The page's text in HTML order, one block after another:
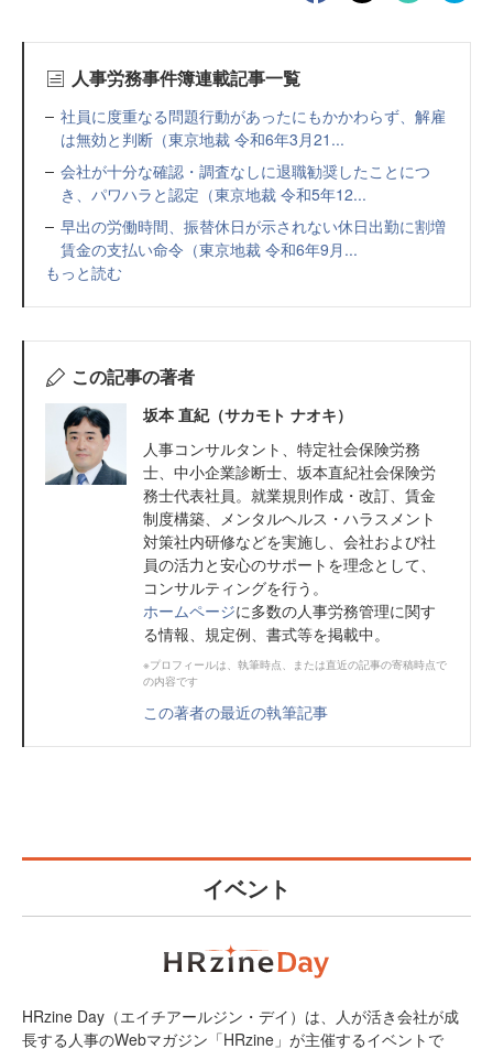
人事労務事件簿連載記事一覧
社員に度重なる問題行動があったにもかかわらず、解雇
は無効と判断（東京地裁 令和6年3月21...
会社が十分な確認・調査なしに退職勧奨したことにつ
き、パワハラと認定（東京地裁 令和5年12...
早出の労働時間、振替休日が示されない休日出勤に割増
賃金の支払い命令（東京地裁 令和6年9月...
もっと読む
この記事の著者
坂本 直紀（サカモト ナオキ）
人事コンサルタント、特定社会保険労務
士、中小企業診断士、坂本直紀社会保険労
務士代表社員。就業規則作成・改訂、賃金
制度構築、メンタルヘルス・ハラスメント
対策社内研修などを実施し、会社および社
員の活力と安心のサポートを理念として、
コンサルティングを行う。
ホームページに多数の人事労務管理に関す
る情報、規定例、書式等を掲載中。
※プロフィールは、執筆時点、または直近の記事の寄稿時点で
の内容です
この著者の最近の執筆記事
イベント
HRzine Day（エイチアールジン・デイ）は、人が活き会社が成
長する人事のWebマガジン「HRzine」が主催するイベントで